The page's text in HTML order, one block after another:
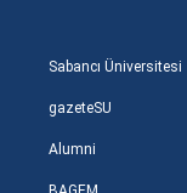
Sabancı Üniversitesi
gazeteSU
Alumni